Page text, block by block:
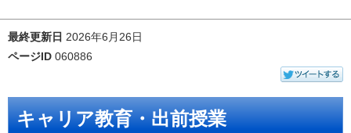
最終更新日 2026年6月26日
ページID 060886
キャリア教育・出前授業